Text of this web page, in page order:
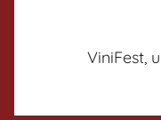
ViniFest,